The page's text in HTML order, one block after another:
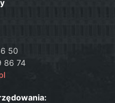
50
86 74